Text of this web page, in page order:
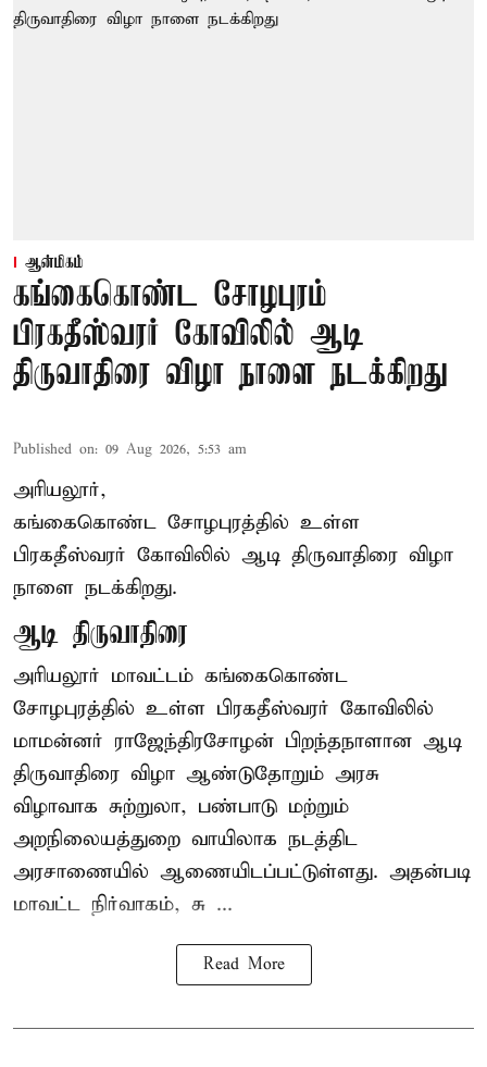
ஆன்மிகம்
கங்கைகொண்ட சோழபுரம்
பிரகதீஸ்வரர் கோவிலில் ஆடி
திருவாதிரை விழா நாளை நடக்கிறது
Published on: 09 Aug 2026, 5:53 am
அரியலூர்,
கங்கைகொண்ட சோழபுரத்தில் உள்ள
பிரகதீஸ்வரர் கோவிலில் ஆடி திருவாதிரை விழா
நாளை நடக்கிறது.
ஆடி திருவாதிரை
அரியலூர் மாவட்டம் கங்கைகொண்ட
சோழபுரத்தில் உள்ள பிரகதீஸ்வரர் கோவிலில்
மாமன்னர் ராஜேந்திரசோழன் பிறந்தநாளான ஆடி
திருவாதிரை விழா ஆண்டுதோறும் அரசு
விழாவாக சுற்றுலா, பண்பாடு மற்றும்
அறநிலையத்துறை வாயிலாக நடத்திட
அரசாணையில் ஆணையிடப்பட்டுள்ளது. அதன்படி
மாவட்ட நிர்வாகம், சு ...
Read More